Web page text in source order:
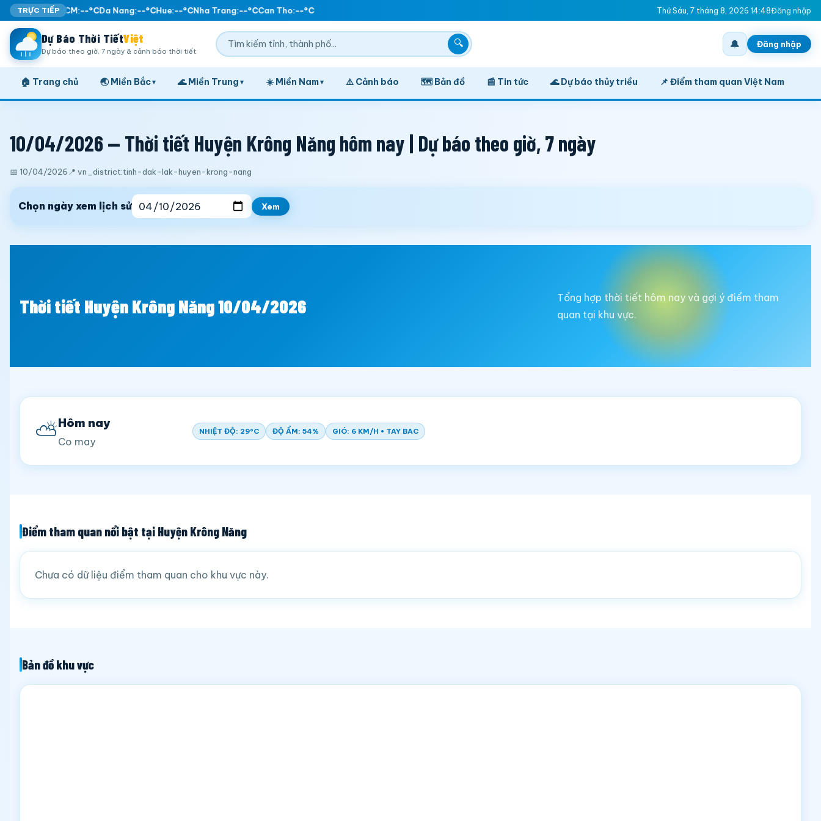
TRỰC TIẾP
Noi:--°CTP. HCM:--°CDa Nang:--°CHue:--°CNha Trang:--°CCan Tho:--°C Thứ Sáu, 7 tháng 8, 2026 14:48Đăng nhập
Dự Báo Thời TiếtViệt
Dự báo theo giờ, 7 ngày & cảnh báo thời tiết
🔍 🔔 Đăng nhập
🏠 Trang chủ 🌏 Miền Bắc▾ 🌊 Miền Trung ▾ ☀️ Miền Nam▾ ⚠️ Cảnh báo 🗺️ Bản đồ 📰 Tin tức 🌊 Dự báo thủy triều 📌 Điểm tham quan Việt Nam
10/04/2026 — Thời tiết Huyện Krông Năng hôm nay | Dự báo theo giờ, 7 ngày
📅 10/04/2026 📍 vn_district:tinh-dak-lak-huyen-krong-nang
Chọn ngày xem lịch sử Xem
Thời tiết Huyện Krông Năng 10/04/2026
Tổng hợp thời tiết hôm nay và gợi ý điểm tham
quan tại khu vực.
⛅Hôm nay
Co may
NHIỆT ĐỘ: 29°C ĐỘ ẨM: 54% GIÓ: 6 KM/H • TAY BAC
Điểm tham quan nổi bật tại Huyện Krông Năng
Chưa có dữ liệu điểm tham quan cho khu vực này.
Bản đồ khu vực